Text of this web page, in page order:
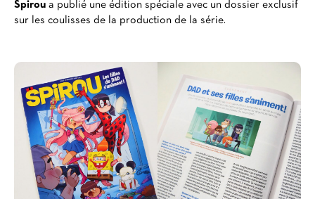
Spirou a publié une édition spéciale avec un dossier exclusif
sur les coulisses de la production de la série.